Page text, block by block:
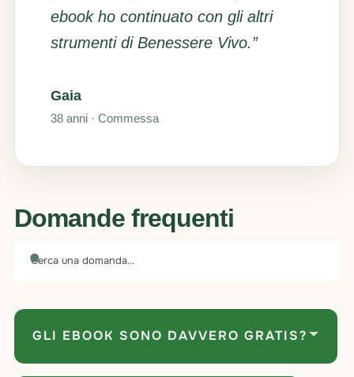
ebook ho continuato con gli altri
strumenti di Benessere Vivo.”
Gaia
38 anni · Commessa
Domande frequenti
GLI EBOOK SONO DAVVERO GRATIS?